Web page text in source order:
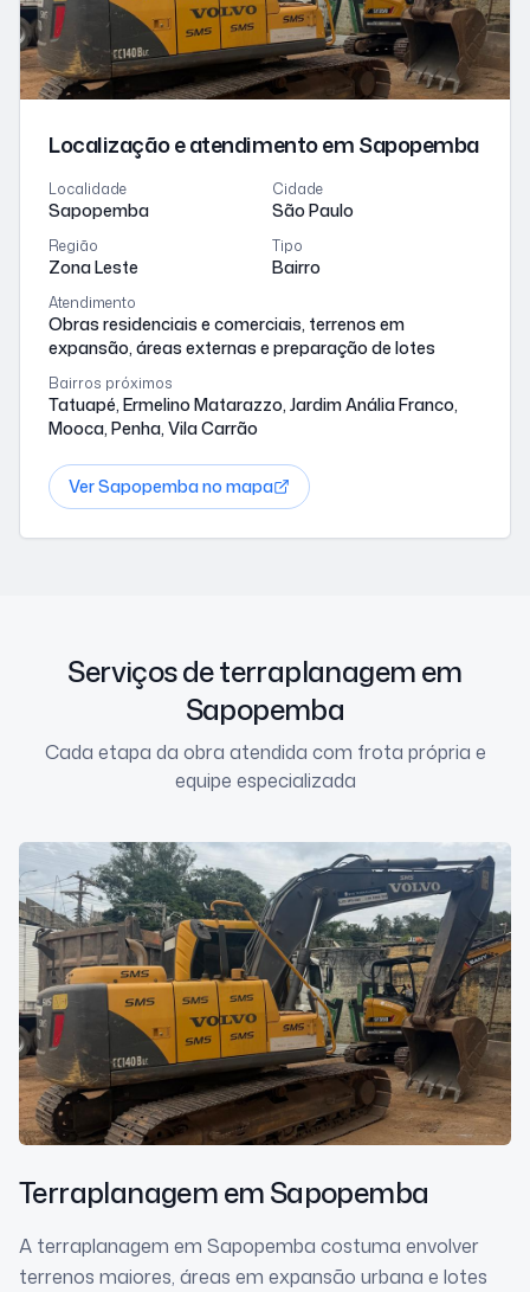
Localização e atendimentoem Sapopemba
Localidade
Sapopemba
Cidade
São Paulo
Região
Zona Leste
Tipo
Bairro
Atendimento
Obras residenciais e comerciais, terrenos em
expansão, áreas externas e preparação de lotes
Bairros próximos
Tatuapé, Ermelino Matarazzo, Jardim Anália Franco,
Mooca, Penha, Vila Carrão
VerSapopembano mapa
Serviços de terraplanagem em
Sapopemba
Cada etapa da obra atendida com frota própria e
equipe especializada
Terraplanagemem Sapopemba
A terraplanagem em Sapopemba costuma envolver
terrenos maiores, áreas em expansão urbana e lotes